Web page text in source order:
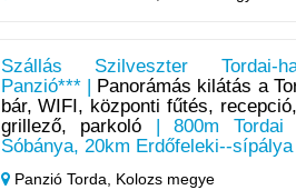
Szállás Szilveszter Tordai-
Panzió*** |
Panorámás kilátás a
bár, WIFI, központi fűtés,
grillező, parkoló | 800m Tordai
Sóbánya, 20km Erdőfeleki--sípálya
Panzió Torda, Kolozs megye